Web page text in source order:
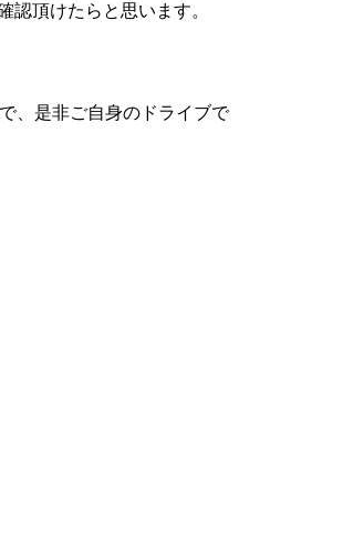
頂けたらと思います。
、是非ご自身のドライブで